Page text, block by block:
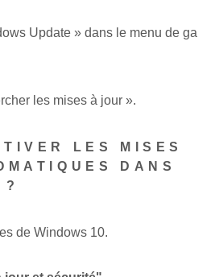
Update » dans le menu de ga
les mises à jour ».
LES MISES
DANS
?
de Windows 10.